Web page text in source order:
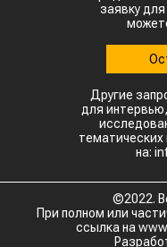
заявку
Другие
для
на:
©2022.
При полном или
ссылка на